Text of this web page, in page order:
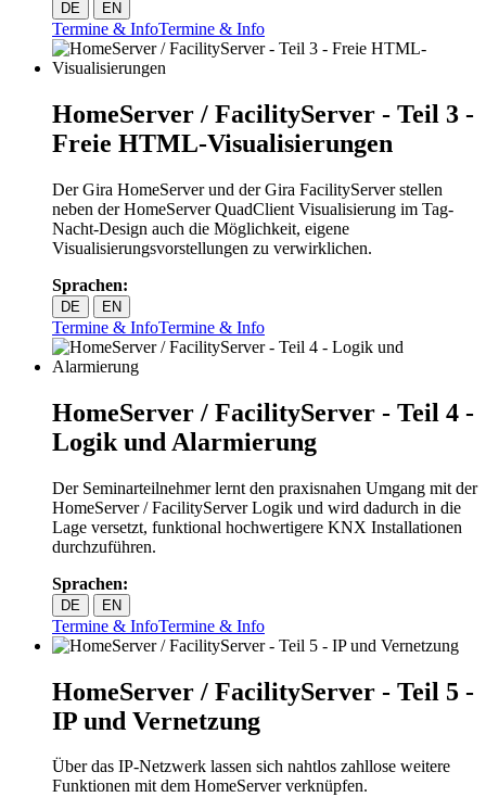
DE EN
Termine & InfoTermine & Info
HomeServer / FacilityServer - Teil 3 -
Freie HTML-Visualisierungen
Der Gira HomeServer und der Gira FacilityServer stellen
neben der HomeServer QuadClient Visualisierung im Tag-
Nacht-Design auch die Möglichkeit, eigene
Visualisierungsvorstellungen zu verwirklichen.
Sprachen:
DE EN
Termine & InfoTermine & Info
HomeServer / FacilityServer - Teil 4 -
Logik und Alarmierung
Der Seminarteilnehmer lernt den praxisnahen Umgang mit der
HomeServer / FacilityServer Logik und wird dadurch in die
Lage versetzt, funktional hochwertigere KNX Installationen
durchzuführen.
Sprachen:
DE EN
Termine & InfoTermine & Info
HomeServer / FacilityServer - Teil 5 -
IP und Vernetzung
Über das IP-Netzwerk lassen sich nahtlos zahllose weitere
Funktionen mit dem HomeServer verknüpfen.